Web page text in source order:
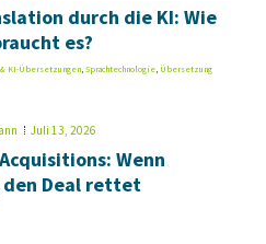
durch die KI: Wie
es?
KI-Übersetzungen,Sprachtechnologie, Übersetzung
Juli 13, 2026
Wenn
den Deal rettet